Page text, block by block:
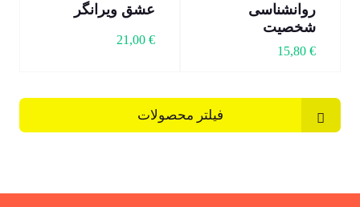
روانشناسی
شخصیت
15,80 €
عشق ویرانگر
21,00€
فیلتر محصولات